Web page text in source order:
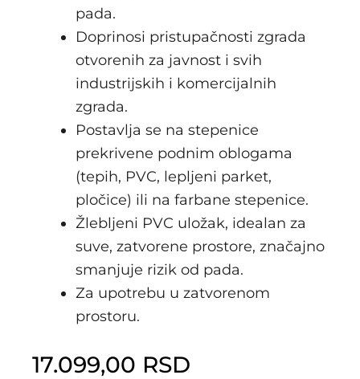
pada.
Doprinosi pristupačnosti zgrada
otvorenih za javnost i svih
industrijskih i komercijalnih
zgrada.
Postavlja se na stepenice
prekrivene podnim oblogama
(tepih, PVC, lepljeni parket,
pločice) ili na farbane stepenice.
Žlebljeni PVC uložak, idealan za
suve, zatvorene prostore, značajno
smanjuje rizik od pada.
Za upotrebu u zatvorenom
prostoru.
17.099,00 RSD